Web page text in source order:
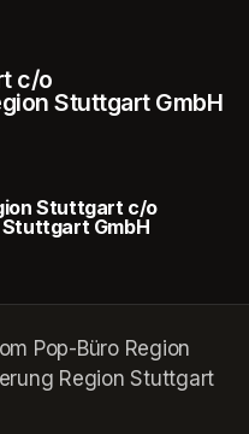
c/o
Stuttgart GmbH
Stuttgart c/o
GmbH
Pop-Büro Region
Region Stuttgart